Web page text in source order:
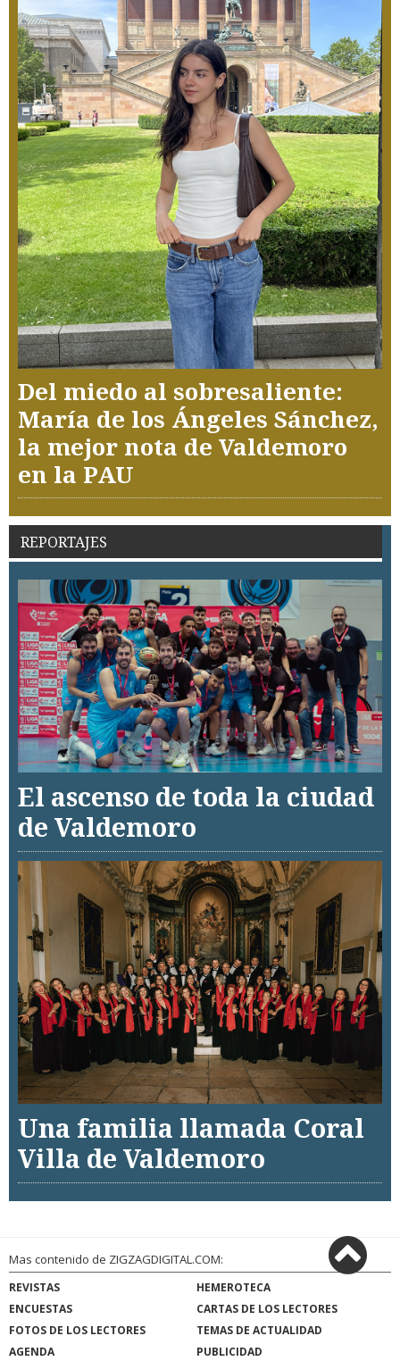
Del miedo al sobresaliente:
María de los Ángeles Sánchez,
la mejor nota de Valdemoro
en la PAU
REPORTAJES
El ascenso de toda la ciudad
de Valdemoro
Una familia llamada Coral
Villa de Valdemoro
Mas contenido de ZIGZAGDIGITAL.COM:
REVISTAS
HEMEROTECA
ENCUESTAS
CARTAS DE LOS LECTORES
FOTOS DE LOS LECTORES
TEMAS DE ACTUALIDAD
AGENDA
PUBLICIDAD